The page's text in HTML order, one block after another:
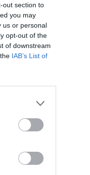
out section to
you may
us or personal
opt-out of the
of downstream
IAB’s List of